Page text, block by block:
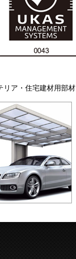
リア・住宅建材用部材